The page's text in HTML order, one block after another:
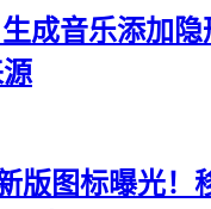
成音乐添加
版图标曝光！